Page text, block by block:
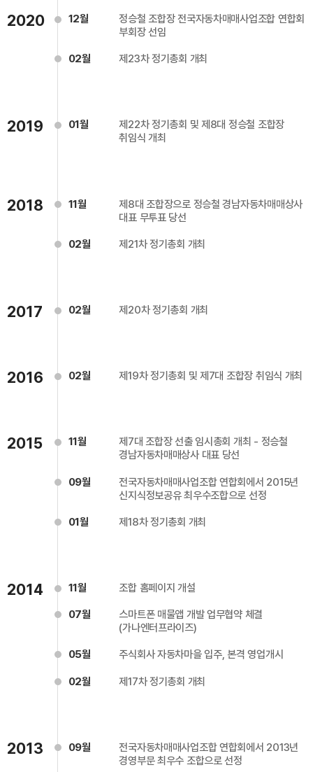
2020 12월
정승철 조합장 전국자동차매매사업조합 연합회
부회장 선임
02월 제23차 정기총회 개최
2019 01월
제22차 정기총회 및 제8대 정승철 조합장
취임식 개최
2018 11월
제8대 조합장으로 정승철 경남자동차매매상사
대표 무투표 당선
02월 제21차 정기총회 개최
2017 02월 제20차 정기총회 개최
2016 02월 제19차 정기총회 및 제7대 조합장 취임식 개최
2015 11월
제7대 조합장 선출 임시총회 개최 - 정승철
경남자동차매매상사 대표 당선
09월
전국자동차매매사업조합 연합회에서 2015년
신지식정보공유 최우수조합으로 선정
01월 제18차 정기총회 개최
2014 11월 조합 홈페이지 개설
07월
스마트폰 매물앱 개발 업무협약 체결
(가나엔터프라이즈)
05월 주식회사 자동차마을 입주, 본격 영업개시
02월 제17차 정기총회 개최
2013 09월
전국자동차매매사업조합 연합회에서 2013년
경영부문 최우수 조합으로 선정